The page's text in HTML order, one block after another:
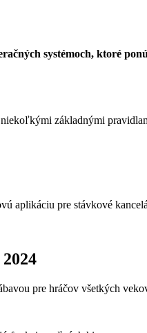
systémoch, ktoré
niekoľkými základnými
aplikáciu pre stávkové
pre hráčov všetkých